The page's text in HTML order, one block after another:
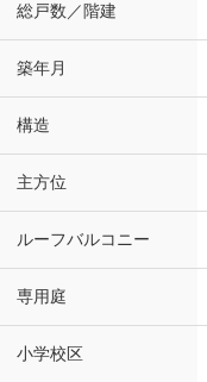
総戸数／階建
築年月
構造
主方位
ルーフバルコニー
専用庭
小学校区